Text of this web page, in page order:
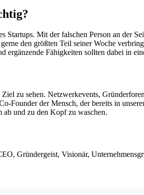
Startups. Mit der falschen Person an der
den größten Teil seiner Woche
Fähigkeiten sollten dabei in
Ziel zu sehen. Netzwerkevents,
Founder der Mensch, der bereits in
ab und zu den Kopf zu waschen.
Gründergeist, Visionär,